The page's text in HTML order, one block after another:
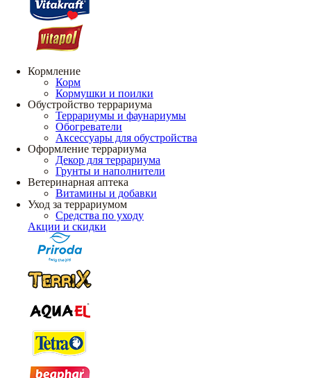
Кормление
Корм
Кормушки и поилки
Обустройство террариума
Террариумы и фаунариумы
Обогреватели
Аксессуары для обустройства
Оформление террариума
Декор для террариума
Грунты и наполнители
Ветеринарная аптека
Витамины и добавки
Уход за террариумом
Средства по уходу
Акции и скидки